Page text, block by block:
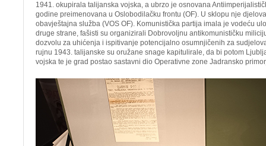
1941. okupirala talijanska vojska, a ubrzo je osnovana
godine preimenovana u Oslobodilačku frontu (OF). U sklopu nje
obavještajna služba (VOS OF). Komunistička partija imala je vodeću
druge strane, fašisti su organizirali Dobrovoljnu antikomunističku
dozvolu za uhićenja i ispitivanje potencijalno osumnjičenih za
rujnu 1943. talijanske su oružane snage kapitulirale, da bi potom
vojska te je grad postao sastavni dio Operativne zone Jadransko